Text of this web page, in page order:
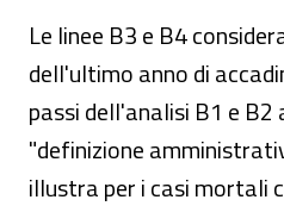
Le linee B3 e B4
dell'ultimo anno di
passi dell'analisi B1 e B2
"definizione
illustra per i casi mortali